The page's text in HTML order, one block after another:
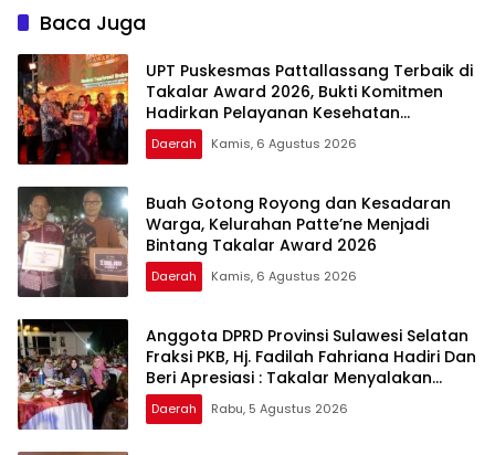
Keluarga
Baca Juga
UPT Puskesmas Pattallassang Terbaik di
Takalar Award 2026, Bukti Komitmen
Hadirkan Pelayanan Kesehatan
Berkualitas
Daerah Kamis, 6 Agustus 2026
Buah Gotong Royong dan Kesadaran
Warga, Kelurahan Patte’ne Menjadi
Bintang Takalar Award 2026
Daerah Kamis, 6 Agustus 2026
Anggota DPRD Provinsi Sulawesi Selatan
Fraksi PKB, Hj. Fadilah Fahriana Hadiri Dan
Beri Apresiasi : Takalar Menyalakan
Lentera Pengabdian Melalui Malam
Apresiasi dan Inovasi Award 2026
Daerah Rabu, 5 Agustus 2026